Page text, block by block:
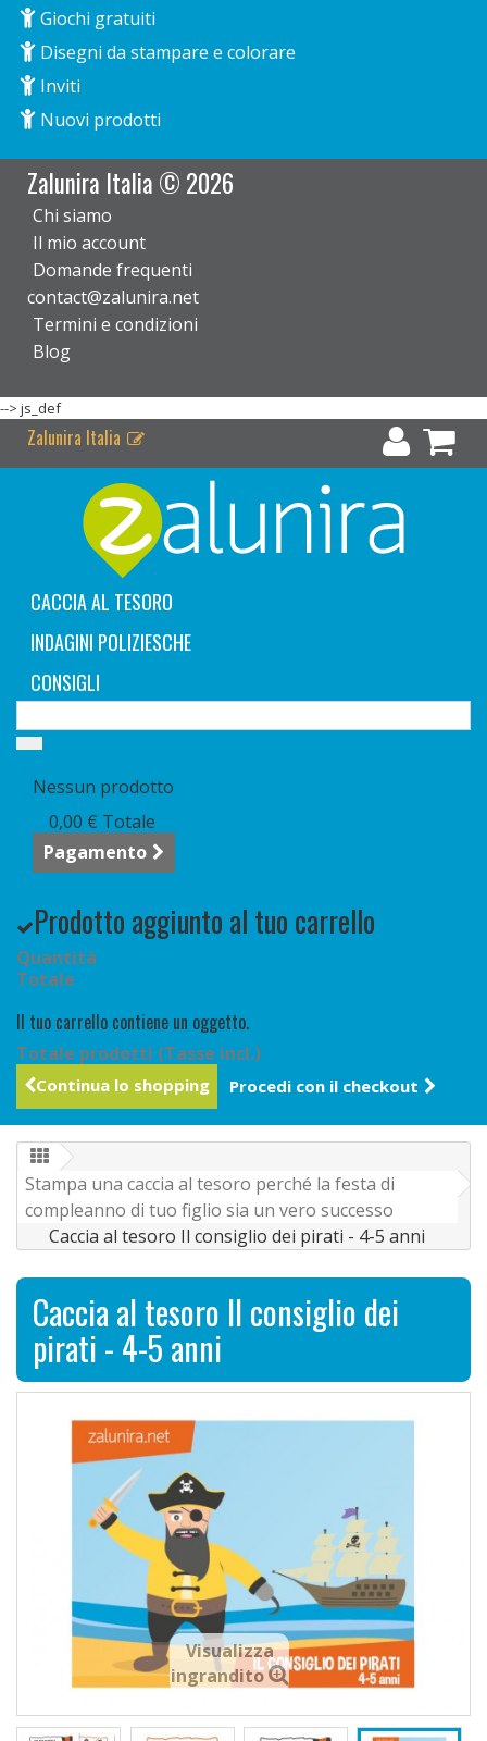
Giochi gratuiti
Disegni da stampare e colorare
Inviti
Nuovi prodotti
Zalunira Italia © 2026
Chi siamo
Il mio account
Domande frequenti
contact@zalunira.net
Termini e condizioni
Blog
--> js_def
Zalunira Italia
CACCIA AL TESORO
INDAGINI POLIZIESCHE
CONSIGLI
Nessun prodotto
0,00 € Totale
Pagamento
Prodotto aggiunto al tuo carrello
Quantità
Totale
Il tuo carrello contiene un oggetto.
Totale prodotti (Tasse incl.)
Continua lo shopping Procedi con il checkout
Stampa una caccia al tesoro perché la festa di
compleanno di tuo figlio sia un vero successo
Caccia al tesoro Il consiglio dei pirati - 4-5 anni
Caccia al tesoro Il consiglio dei
pirati - 4-5 anni
Visualizza
ingrandito